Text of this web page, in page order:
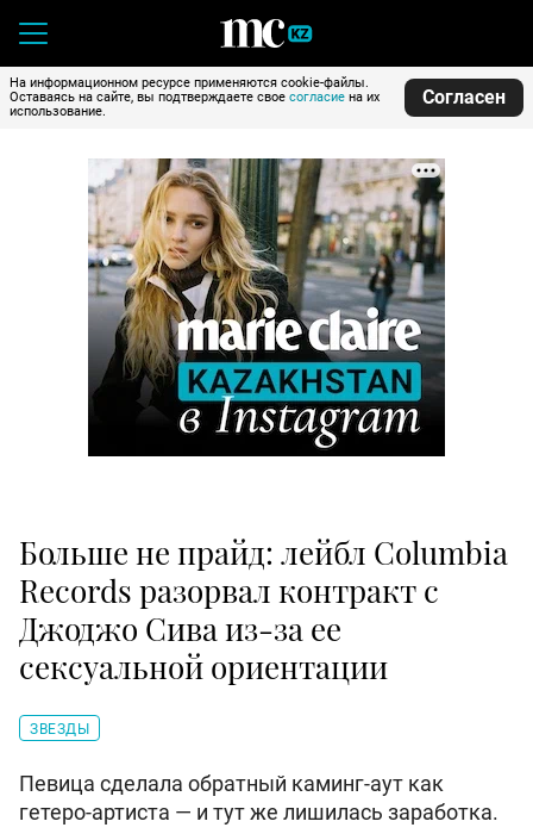
На информационном ресурсе применяются cookie-файлы.
Оставаясь на сайте, вы подтверждаете свое согласие на их
использование.
Согласен
Больше не прайд: лейбл Columbia
Records разорвал контракт с
Джоджо Сива из-за ее
сексуальной ориентации
ЗВЕЗДЫ
Певица сделала обратный каминг-аут как
гетеро-артиста — и тут же лишилась заработка.